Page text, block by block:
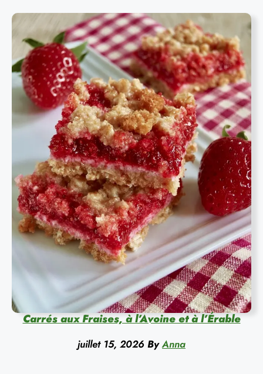
Carrés aux Fraises, à l’Avoine et à l’Érable
juillet 15, 2026 By Anna